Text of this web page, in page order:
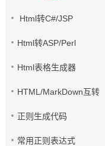
Html转C#/JSP
Html转ASP/Perl
Html表格生成器
HTML/MarkDown互转
正则生成代码
常用正则表达式